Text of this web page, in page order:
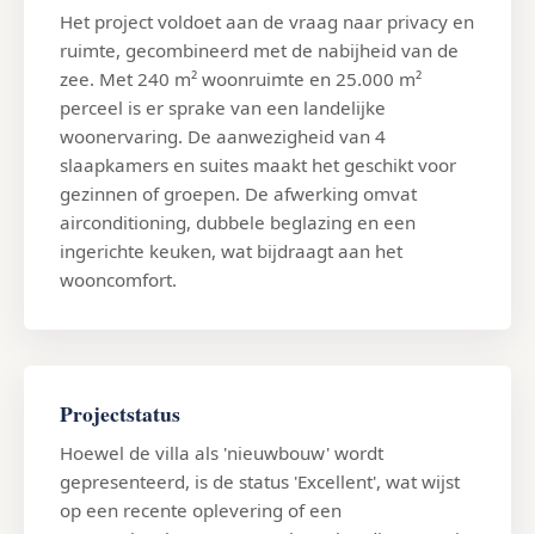
Het project voldoet aan de vraag naar privacy en
ruimte, gecombineerd met de nabijheid van de
zee. Met 240 m² woonruimte en 25.000 m²
perceel is er sprake van een landelijke
woonervaring. De aanwezigheid van 4
slaapkamers en suites maakt het geschikt voor
gezinnen of groepen. De afwerking omvat
airconditioning, dubbele beglazing en een
ingerichte keuken, wat bijdraagt aan het
wooncomfort.
Projectstatus
Hoewel de villa als 'nieuwbouw' wordt
gepresenteerd, is de status 'Excellent', wat wijst
op een recente oplevering of een